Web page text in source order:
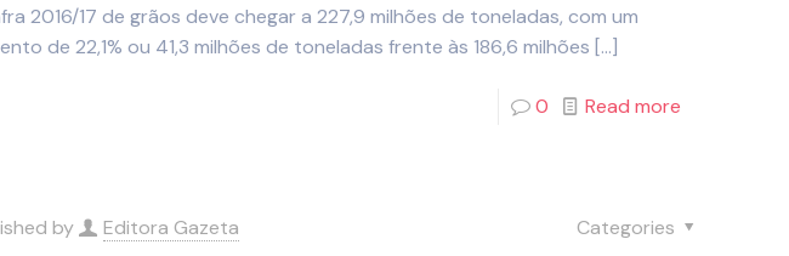
2016/17 de grãos deve chegar a 227,9 milhões de toneladas, com um
de 22,1% ou 41,3 milhões de toneladas frente às 186,6 milhões […]
0 Read more
by Editora Gazeta Categories